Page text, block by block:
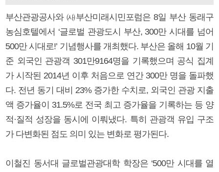
부산관광공사와 ㈔부산미래시민포럼은 8일 부산 동래구
농심호텔에서 ‘글로벌 관광도시 부산, 300만 시대를 넘어
500만 시대로!’ 기념행사를 개최했다. 부산은 올해 10월 기
준 외국인 관광객 301만9164명을 기록했으며 공식 집계
가 시작된 2014년 이후 처음으로 연간 300만 명을 돌파했
다. 전년 동기 대비 23% 증가한 수치로, 외국인 관광 지출
액 증가율이 31.5%로 전국 최고 증가율을 기록하는 등 양
적·질적 성장을 동시에 이뤄냈다. 특히 관광객 유입 구조
가 다변화된 점도 의미 있는 변화로 평가된다.
이철진 동서대 글로벌관광대학 학장은 ‘500만 시대를 열